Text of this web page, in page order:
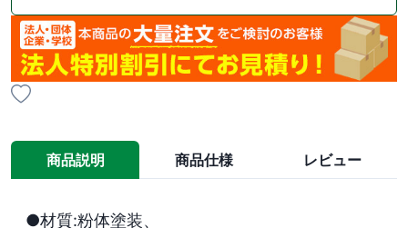
商品説明 商品仕様 レビュー
●材質:粉体塗装、